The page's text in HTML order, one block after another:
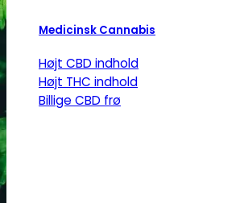
Medicinsk Cannabis
Højt CBD indhold
Højt THC indhold
Billige CBD frø